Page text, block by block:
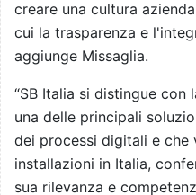
creare una cultura
cui la trasparenza e
aggiunge Missaglia.
“SB Italia si distingue
una delle principali
dei processi digitali e che
installazioni in Italia,
sua rilevanza e